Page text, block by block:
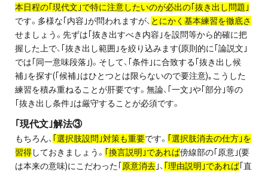
本日程の｢現代文｣で特に注意したいのが必出の｢抜き出し問題｣
です。多様な｢内容｣が問われますが、 とにかく基本練習を徹底さ
せましょう。先ずは｢抜き出すべき内容｣を設問等から的確に把
握した上で、｢抜き出し範囲｣を絞り込みます(原則的に｢論説文｣
では｢同一意味段落｣)。そして、｢条件｣に合致する｢抜き出し候
補｣を探す(｢候補｣はひとつとは限らないので要注意)｡こうした
練習を積み重ねることが肝要です。無論、｢一文｣や｢部分｣等の
｢抜き出し条件｣は厳守することが必須です。
｢現代文｣解法③
もちろん、 ｢選択肢設問｣対策も重要です。
｢選択肢消去の仕方｣を
習得しておきましょう。 ｢換言説明｣であれば傍線部の｢原意｣(要
は本来の意味)にこだわった｢
原意消去 ｣、 ｢理由説明｣であれば｢直